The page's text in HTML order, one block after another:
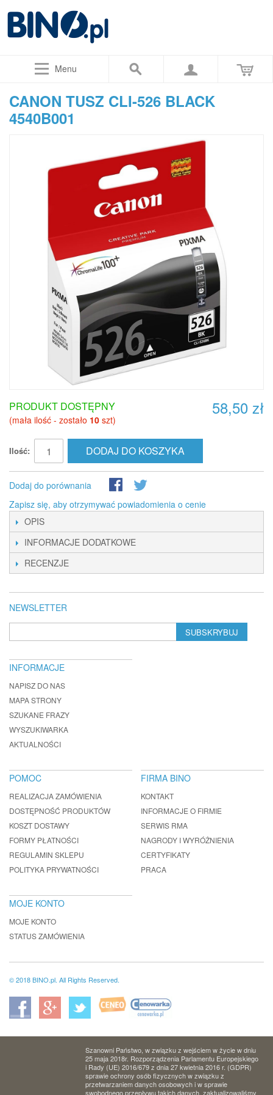
Menu
CANON TUSZ CLI-526 BLACK
4540B001
58,50 zł
PRODUKT DOSTĘPNY
(mała ilość - zostało 10 szt)
Ilość: DODAJ DO KOSZYKA
Dodaj do porównania
Zapisz się, aby otrzymywać powiadomienia o cenie
OPIS
INFORMACJE DODATKOWE
RECENZJE
NEWSLETTER
SUBSKRYBUJ
INFORMACJE
NAPISZ DO NAS
MAPA STRONY
SZUKANE FRAZY
WYSZUKIWARKA
AKTUALNOŚCI
POMOC
REALIZACJA ZAMÓWIENIA
DOSTĘPNOŚĆ PRODUKTÓW
KOSZT DOSTAWY
FORMY PŁATNOŚCI
REGULAMIN SKLEPU
POLITYKA PRYWATNOŚCI
FIRMA BINO
KONTAKT
INFORMACJE O FIRMIE
SERWIS RMA
NAGRODY I WYRÓŻNIENIA
CERTYFIKATY
PRACA
MOJE KONTO
MOJE KONTO
STATUS ZAMÓWIENIA
© 2018 BINO.pl. All Rights Reserved.
Szanowni Państwo, w związku z wejściem w życie w dniu
25 maja 2018r. Rozporządzenia Parlamentu Europejskiego
i Rady (UE) 2016/679 z dnia 27 kwietnia 2016 r. (GDPR)
sprawie ochrony osób fizycznych w związku z
przetwarzaniem danych osobowych i w sprawie
swobodnego przepływu takich danych, zaktualizowaliśmy